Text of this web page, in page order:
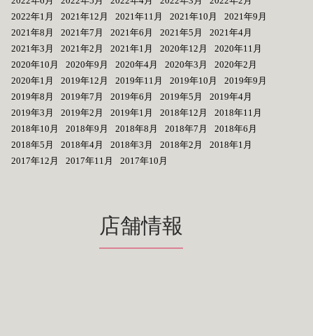
2022年1月
2021年12月 2021年11月 2021年10月
2021年9月
2021年8月
2021年7月 2021年6月 2021年5月
2021年4月
2021年3月
2021年2月 2021年1月 2020年12月
2020年11月
2020年10月
2020年9月 2020年4月 2020年3月
2020年2月
2020年1月
2019年12月 2019年11月 2019年10月
2019年9月
2019年8月
2019年7月 2019年6月 2019年5月
2019年4月
2019年3月
2019年2月 2019年1月 2018年12月
2018年11月
2018年10月
2018年9月 2018年8月 2018年7月
2018年6月
2018年5月
2018年4月 2018年3月 2018年2月
2018年1月
2017年12月
2017年11月 2017年10月
店舗情報